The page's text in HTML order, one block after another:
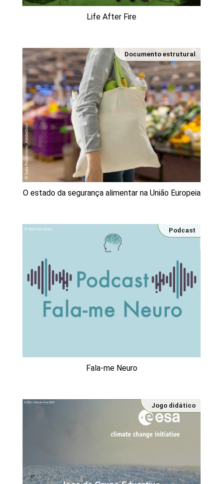
Life After Fire
O estado da segurança alimentar na União Europeia
Documento estrutural
Fala-me Neuro
Podcast
Jogo didático